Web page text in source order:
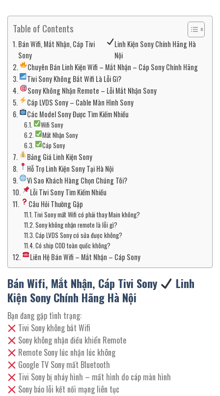
Table of Contents
Bán Wifi, Mắt Nhận, Cáp Tivi
Sony
Linh Kiện Sony Chính Hãng Hà
Nội
Chuyên Bán Linh Kiện Wifi – Mắt Nhận – Cáp Sony Chính Hãng
Tivi Sony Không Bắt Wifi Là Lỗi Gì?
Sony Không Nhận Remote – Lỗi Mắt Nhận Sony
Cáp LVDS Sony – Cable Màn Hình Sony
Các Model Sony Được Tìm Kiếm Nhiều
Wifi Sony
Mắt Nhận Sony
Cáp Sony
Bảng Giá Linh Kiện Sony
Hỗ Trợ Linh Kiện Sony Tại Hà Nội
Vì Sao Khách Hàng Chọn Chúng Tôi?
Lỗi Tivi Sony Tìm Kiếm Nhiều
Câu Hỏi Thường Gặp
Tivi Sony mất Wifi có phải thay Main không?
Sony không nhận remote là lỗi gì?
Cáp LVDS Sony có sửa được không?
Có ship COD toàn quốc không?
Liên Hệ Bán Wifi – Mắt Nhận – Cáp Sony
Bán Wifi, Mắt Nhận, Cáp Tivi Sony
Linh
Kiện Sony Chính Hãng Hà Nội
Bạn đang gặp tình trạng:
Tivi Sony không bắt Wifi
Sony không nhận điều khiển Remote
Remote Sony lúc nhận lúc không
Google TV Sony mất Bluetooth
Tivi Sony bị nháy hình – mất hình do cáp màn hình
Sony báo lỗi kết nối mạng liên tục